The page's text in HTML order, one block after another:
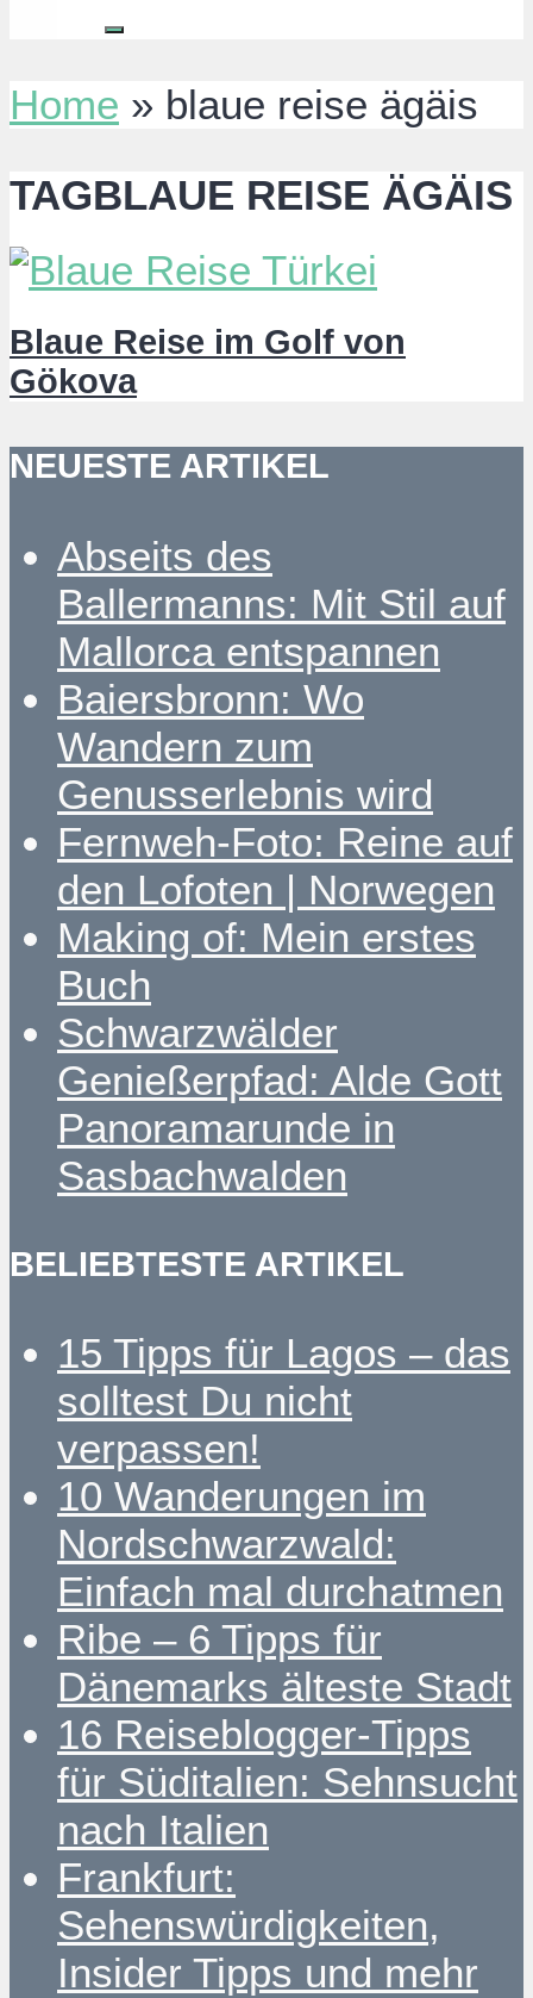
Home » blaue reise ägäis
TAGBLAUE REISE ÄGÄIS
Blaue Reise im Golf von
Gökova
NEUESTE ARTIKEL
Abseits des
Ballermanns: Mit Stil auf
Mallorca entspannen
Baiersbronn: Wo
Wandern zum
Genusserlebnis wird
Fernweh-Foto: Reine auf
den Lofoten | Norwegen
Making of: Mein erstes
Buch
Schwarzwälder
Genießerpfad: Alde Gott
Panoramarunde in
Sasbachwalden
BELIEBTESTE ARTIKEL
15 Tipps für Lagos – das
solltest Du nicht
verpassen!
10 Wanderungen im
Nordschwarzwald:
Einfach mal durchatmen
Ribe – 6 Tipps für
Dänemarks älteste Stadt
16 Reiseblogger-Tipps
für Süditalien: Sehnsucht
nach Italien
Frankfurt:
Sehenswürdigkeiten,
Insider Tipps und mehr